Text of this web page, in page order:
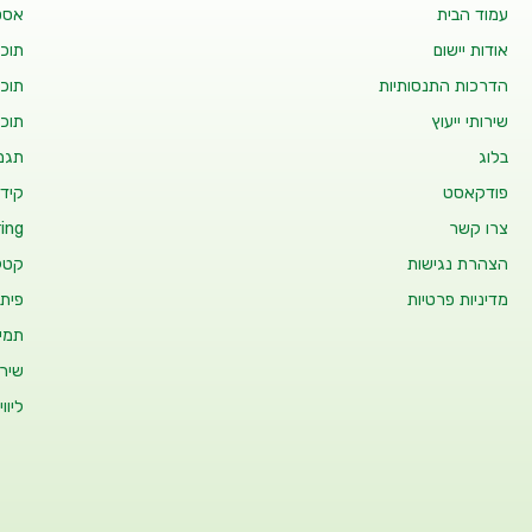
עמוד הבית
אודות יישום
הדרכות התנסותיות
שירותי ייעוץ
בלוג
פודקאסט
צרו קשר
הצהרת נגישות
מדיניות פרטיות